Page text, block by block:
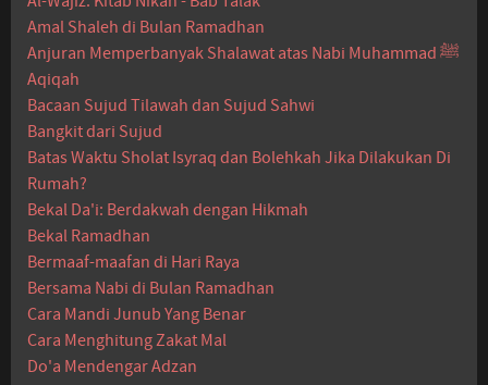
Amal Shaleh di Bulan Ramadhan
Anjuran Memperbanyak Shalawat atas Nabi Muhammad ﷺ
Aqiqah
Bacaan Sujud Tilawah dan Sujud Sahwi
Bangkit dari Sujud
Batas Waktu Sholat Isyraq dan Bolehkah Jika Dilakukan Di
Rumah?
Bekal Da'i: Berdakwah dengan Hikmah
Bekal Ramadhan
Bermaaf-maafan di Hari Raya
Bersama Nabi di Bulan Ramadhan
Cara Mandi Junub Yang Benar
Cara Menghitung Zakat Mal
Do'a Mendengar Adzan